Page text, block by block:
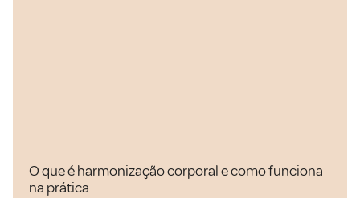
O que é harmonização corporal e como funciona
na prática